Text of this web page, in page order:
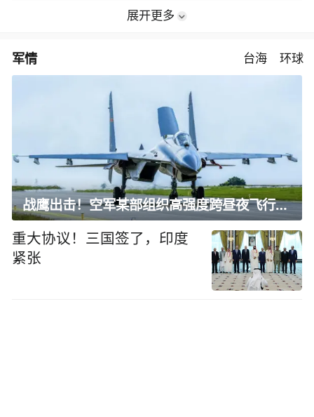
展开更多
军情 台海 环球
战鹰出击！空军某部组织高强度跨昼夜飞行训练
重大协议！三国签了，印度
紧张